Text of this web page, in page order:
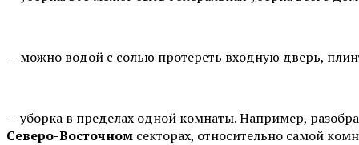
— можно водой с солью протереть входную дверь,
— уборка в пределах одной комнаты. Например,
Северо-Восточном секторах, относительно самой